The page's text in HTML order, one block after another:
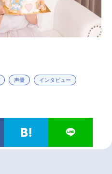
声優 インタビュー